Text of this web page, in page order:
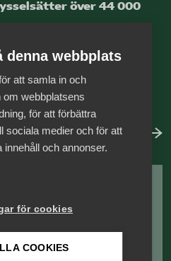
över 44 000
denna webbplats
att samla in och
webbplatsens
för att förbättra
sociala medier och för att
och annonser.
för cookies
COOKIES